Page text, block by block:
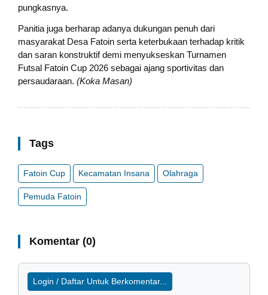
pungkasnya.
Panitia juga berharap adanya dukungan penuh dari
masyarakat Desa Fatoin serta keterbukaan terhadap kritik
dan saran konstruktif demi menyukseskan Turnamen
Futsal Fatoin Cup 2026 sebagai ajang sportivitas dan
persaudaraan. (Koka Masan)
Tags
Fatoin Cup Kecamatan Insana Olahraga
Pemuda Fatoin
Komentar (0)
Login / Daftar Untuk Berkomentar...